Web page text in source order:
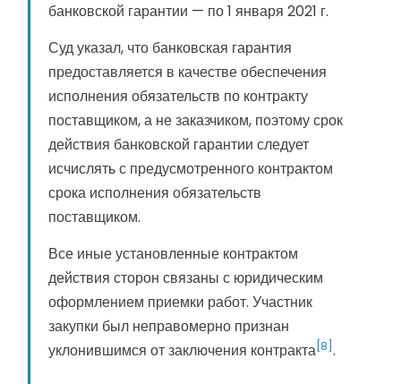
банковской гарантии — по 1 января 2021 г.
Суд указал, что банковская гарантия
предоставляется в качестве обеспечения
исполнения обязательств по контракту
поставщиком, а не заказчиком, поэтому срок
действия банковской гарантии следует
исчислять с предусмотренного контрактом
срока исполнения обязательств
поставщиком.
Все иные установленные контрактом
действия сторон связаны с юридическим
оформлением приемки работ. Участник
закупки был неправомерно признан
уклонившимся от заключения контракта [8] .